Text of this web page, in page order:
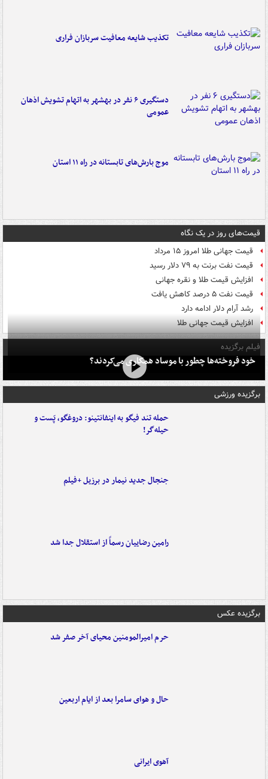
تکذیب شایعه معافیت سربازان فراری
دستگیری ۶ نفر در بهشهر به اتهام تشویش اذهان
عمومی
موج بارش‌های تابستانه در راه ۱۱ استان
قیمت‌های روز در یک نگاه
قیمت جهانی طلا امروز ۱۵ مرداد
قیمت نفت برنت به ۷۹ دلار رسید
افزایش قیمت طلا و نقره جهانی
قیمت نفت ۵ درصد کاهش یافت
رشد آرام دلار ادامه دارد
افزایش قیمت جهانی طلا
فیلم برگزیده
خود فروخته‌ها چطور با موساد همکاری می‌کردند؟
برگزیده ورزشی
حمله تند فیگو به اینفانتینو: دروغگو، پَست‌ و
حیله‌گر!
جنجال جدید نیمار در برزیل +فیلم
رامین رضاییان رسماً از استقلال جدا شد
برگزیده عکس
حرم امیرالمومنین محیای آخر صفر شد
حال و هوای سامرا بعد از ایام اربعین
آهوی ایرانی